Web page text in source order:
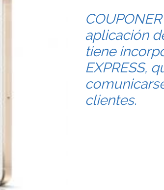
aplicación
tiene
EXPRESS,
clientes.